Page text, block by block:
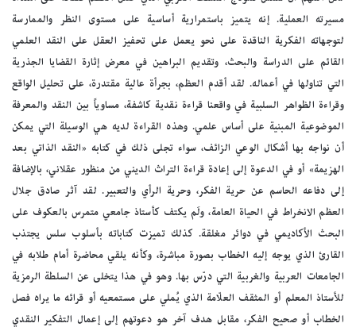
مسيرته العملية. إنه يتميز باستمرارية أساسية على مستوى النظر والممارسة
لتوجهاته الفكرية الناقدة على نحو يعمل على تحفيز العقل على النقد العلمي
القائم على الدراسة والبحث، وتقديم البراهين في معرض إثارة القضايا الجذرية
التي تناولها في أعماله. لقد أقدم العظم، بجرأة عالية مقتدرة، على تحليل الواقع
وقراءة الظواهر السلبية في واقعنا قراءة نقدية كاشفة، مساوياً بين النقد والمعرفة
الموضوعية المبنية على أساس علمي. وهذه القراءة لديه هي الوسيلة التي يمكن
أن نواجه بها أشكال الوعي الزائف، سواء تجلى ذلك في كتابه «النقد الذاتي بعد
الهزيمة» أو في الدعوة إلى إعادة قراءة التراث الديني من منظور عقلاني، بالإضافة
إلى دفاعه الحاسم عن حرية الفكر، وحرية الرأي والتعبير. لقد آثر صادق جلال
العظم الانخراط في الحياة العامة، ولَم يكتف كأستاذ جامعي متمرس بالعكوف على
البحث الأكاديمي في دوائر مغلقة. كذلك تميزت كتاباته بأسلوب سلس يجتذب
القارئ الذي يوجه إليه الخطاب بصورة مباشرة، وكأنه يلقي محاضرة أمام طلابه في
الجامعات العربية والغربية التي درّس بها. وهو في هذا يتخلى عن السلطة الرمزية
للأستاذ المعلم أو المثقف العلّامة الذي يُملي على مستمعيه أو قرائه ما يراه فصل
الخطاب أو صحيح الفكر، مقابل هدف آخر هو دعوتهم إلى إعمال التفكير النقدي